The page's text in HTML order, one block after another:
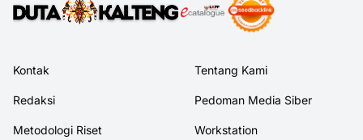
Kontak Tentang Kami
Redaksi Pedoman Media Siber
Metodologi Riset Workstation